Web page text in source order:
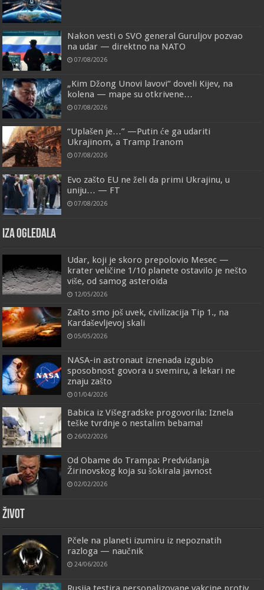
Nakon vesti o SVO general Guruljov pozvao
na udar — direktno na NATO
07/08/2026
„Kim Džong Unovi lavovi“ doveli Kijev, na
kolena — mape su otkrivene…
07/08/2026
“Uplašen je…” —Putin će ga udariti
Ukrajinom, a Tramp Iranom
07/08/2026
Evo zašto EU ne želi da primi Ukrajinu, u
uniju… — FT
07/08/2026
IZA OGLEDALA
Udar, koji je skoro prepolovio Mesec —
krater veličine 1/10 planete ostavilo je nešto
više, od samog asteroida
12/05/2026
Zašto smo još uvek, civilizacija Tip 1., na
Kardaševljevoj skali
05/05/2026
NASA-in astronaut iznenada izgubio
sposobnost govora u svemiru, a lekari ne
znaju zašto
01/04/2026
Babica iz Višegradske progovorila: Iznela
teške tvrdnje o nestalim bebama!
26/02/2026
Od Obame do Trampa: Predviđanja
Žirinovskog koja su šokirala javnost
02/02/2026
ŽIVOT
Pčele na planeti izumiru iz nepoznatih
razloga — naučnik
24/06/2026